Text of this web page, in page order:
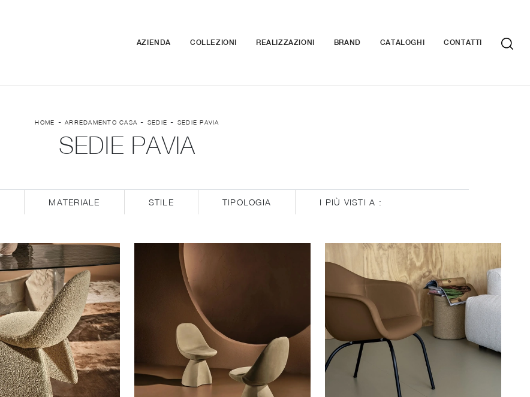
AZIENDA COLLEZIONI REALIZZAZIONI BRAND CATALOGHI CONTATTI
HOME -ARREDAMENTO CASA - SEDIE - SEDIE PAVIA
SEDIE PAVIA
MATERIALE STILE TIPOLOGIA I PIÙ VISTI A :